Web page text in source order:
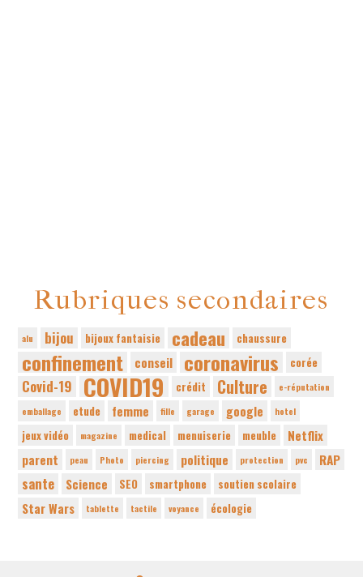
Rubriques secondaires
alu bijou bijoux fantaisie cadeau chaussure
confinement conseil coronavirus corée
Covid-19 COVID19 crédit Culture
e-réputation
emballage
etude femme fille garage google hotel
jeux vidéo magazine medical menuiserie meuble
Netflix
parent
peau Photo piercing politique protection pvc RAP
sante Science SEO smartphone soutien scolaire
Star Wars tablette tactile voyance écologie